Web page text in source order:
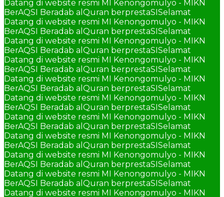
Datang di website resmi MI Kenongomulyo - MIKN
BerAQSI Beradab alQuran berprestaSISelamat
Datang di website resmi MI Kenongomulyo - MIKN
BerAQSI Beradab alQuran berprestaSISelamat
Datang di website resmi MI Kenongomulyo - MIKN
BerAQSI Beradab alQuran berprestaSISelamat
Datang di website resmi MI Kenongomulyo - MIKN
BerAQSI Beradab alQuran berprestaSISelamat
Datang di website resmi MI Kenongomulyo - MIKN
BerAQSI Beradab alQuran berprestaSISelamat
Datang di website resmi MI Kenongomulyo - MIKN
BerAQSI Beradab alQuran berprestaSISelamat
Datang di website resmi MI Kenongomulyo - MIKN
BerAQSI Beradab alQuran berprestaSISelamat
Datang di website resmi MI Kenongomulyo - MIKN
BerAQSI Beradab alQuran berprestaSISelamat
Datang di website resmi MI Kenongomulyo - MIKN
BerAQSI Beradab alQuran berprestaSISelamat
Datang di website resmi MI Kenongomulyo - MIKN
BerAQSI Beradab alQuran berprestaSISelamat
Datang di website resmi MI Kenongomulyo - MIKN